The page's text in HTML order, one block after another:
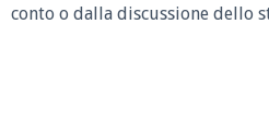
conto o dalla discussione dello